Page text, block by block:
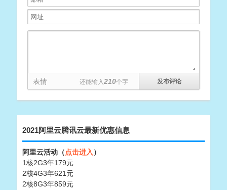
表情 还能输入210个字
2021阿里云腾讯云最新优惠信息
阿里云活动（点击进入 ）
1核2G3年179元
2核4G3年621元
2核8G3年859元